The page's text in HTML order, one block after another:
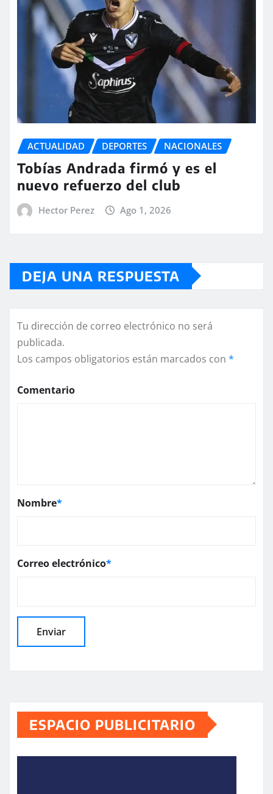
ACTUALIDAD DEPORTES NACIONALES
Tobías Andrada firmó y es el
nuevo refuerzo del club
Hector Perez Ago 1, 2026
DEJA UNA RESPUESTA
Tu dirección de correo electrónico no será
publicada.
Los campos obligatorios están marcados con *
Comentario
Nombre*
Correo electrónico*
ESPACIO PUBLICITARIO